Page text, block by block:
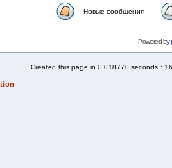
Новые сообщения
Powered by
Created this page in 0.018770 seconds :